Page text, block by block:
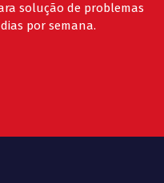
solução de problemas
por semana.